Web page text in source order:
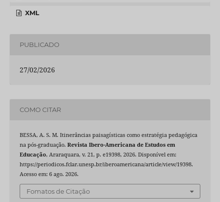
XML
PUBLICADO
27/02/2026
COMO CITAR
BESSA, A. S. M. Itinerâncias paisagísticas como estratégia pedagógica
na pós-graduação. Revista Ibero-Americana de Estudos em
Educação, Araraquara, v. 21, p. e19398, 2026. Disponível em:
https://periodicos.fclar.unesp.br/iberoamericana/article/view/19398.
Acesso em: 6 ago. 2026.
Fomatos de Citação